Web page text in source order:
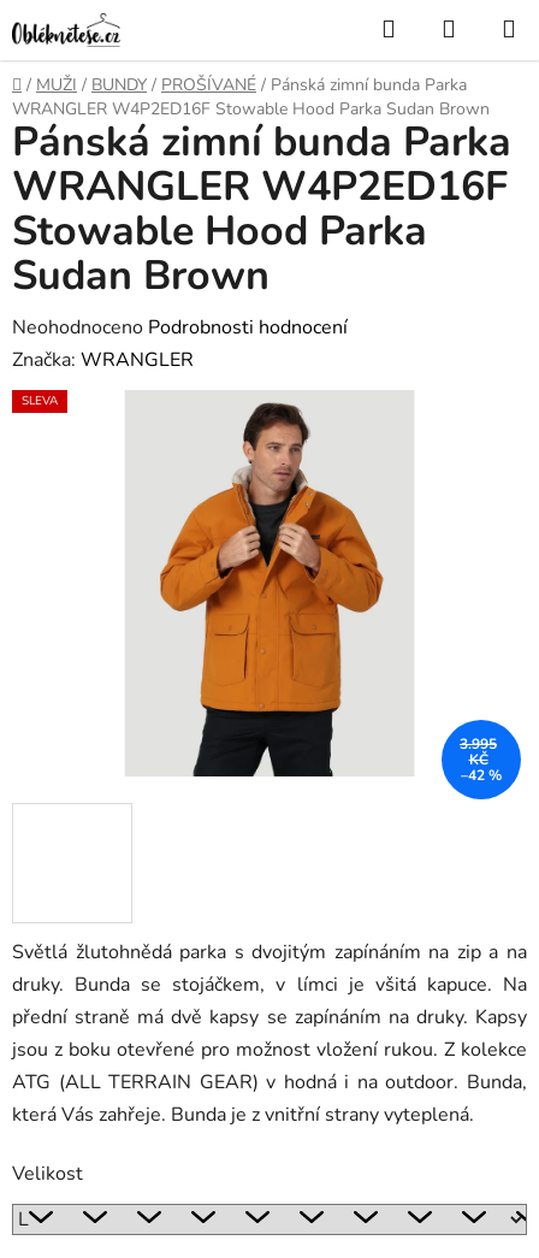
na
obsah
Hledat
KOŠÍK
Domů
/ MUŽI / BUNDY / PROŠÍVANÉ / Pánská zimní bunda Parka
WRANGLER W4P2ED16F Stowable Hood Parka Sudan Brown
Světlá žlutohnědá parka s dvojitým zapínáním na zip a na
druky. Bunda se stojáčkem, v límci je všitá kapuce. Na
přední straně má dvě kapsy se zapínáním na druky. Kapsy
jsou z boku otevřené pro možnost vložení rukou. Z kolekce
ATG (ALL TERRAIN GEAR) v hodná i na outdoor. Bunda,
která Vás zahřeje. Bunda je z vnitřní strany vyteplená.
Velikost
Pánská zimní bunda Parka
WRANGLER W4P2ED16F
Stowable Hood Parka
Sudan Brown
Průměrné
hodnocení
produktu
Neohodnoceno Podrobnosti hodnocení
Značka: WRANGLER
SLEVA
3.995
KČ
–42 %